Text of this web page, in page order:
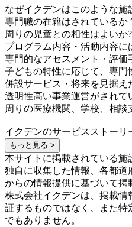
なぜイクデンはこのような
専門職の在籍はされているか
周りの児童との相性はよいか?
プログラム内容・活動内容に
専門的なアセスメント・評価
子どもの特性に応じて、専
併設サービス・将来を見据え
透明性高い事業運営がされて
周りの医療機関、学校、相談
イクデンのサービスストーリ
もっと見る >
本サイトに掲載されている
独自に収集した情報、各都
からの情報提供に基づいて掲
株式会社イクデンは、掲載
証するものではなく、また
でもありません。